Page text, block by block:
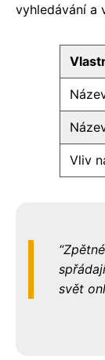
vyhledávání a
Vliv
svět